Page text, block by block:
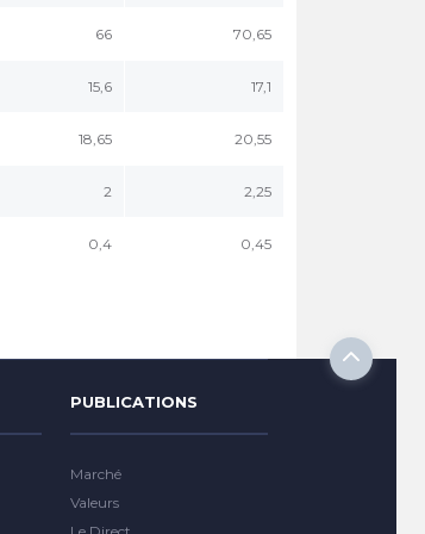
66 70,65
15,6 17,1
18,65 20,55
2 2,25
0,4 0,45
PUBLICATIONS
Marché
Valeurs